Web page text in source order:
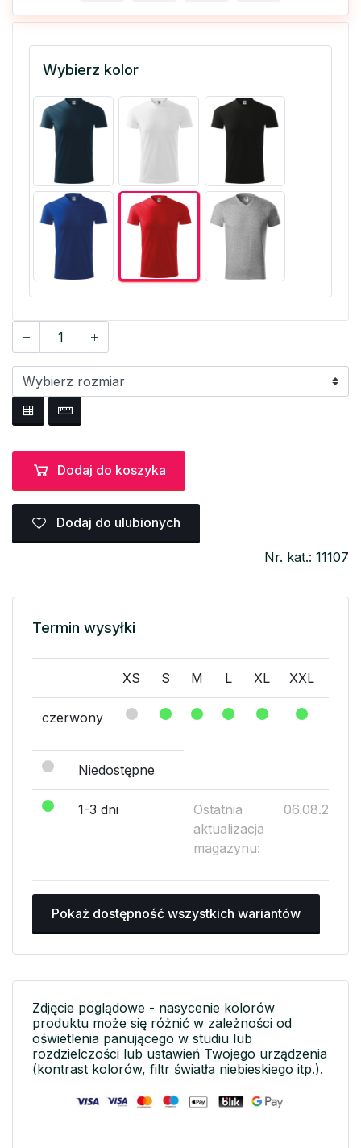
Wybierz kolor
Dodaj do koszyka
Dodaj do ulubionych
Nr. kat.: 11107
Termin wysyłki
XS S M L XL XXL
czerwony
Niedostępne
1-3 dni
Ostatnia
aktualizacja
magazynu:
06.08.2026
Pokaż dostępność wszystkich wariantów
Zdjęcie poglądowe - nasycenie kolorów
produktu może się różnić w zależności od
oświetlenia panującego w studiu lub
rozdzielczości lub ustawień Twojego urządzenia
(kontrast kolorów, filtr światła niebieskiego itp.).